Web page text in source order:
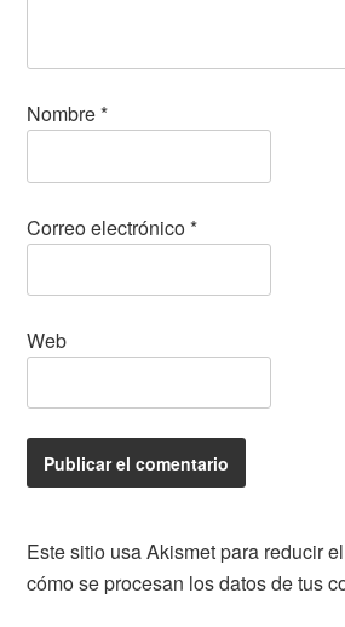
Nombre*
Correo electrónico*
Web
Este sitio usa Akismet para reducir
cómo se procesan los datos de tus